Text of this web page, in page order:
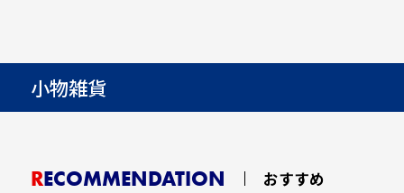
小物雑貨
RECOMMENDATION おすすめ